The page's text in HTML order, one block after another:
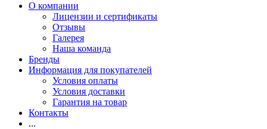
О компании
Лицензии и сертификаты
Отзывы
Галерея
Наша команда
Бренды
Информация для покупателей
Условия оплаты
Условия доставки
Гарантия на товар
Контакты
...